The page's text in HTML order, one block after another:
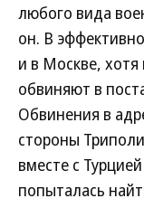
любого вида
он. В
и в Москве,
обвиняют в
Обвинения в
стороны
вместе с
попыталась